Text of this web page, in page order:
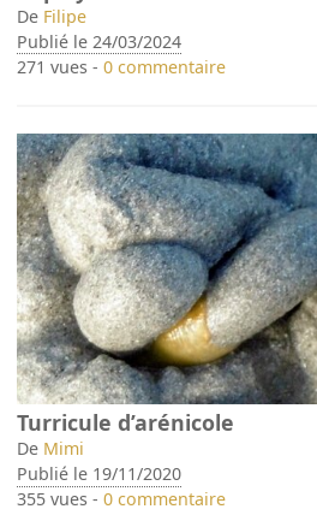
De Filipe
Publié le 24/03/2024
271 vues -0 commentaire
Turricule d’arénicole
De Mimi
Publié le 19/11/2020
355 vues -0 commentaire